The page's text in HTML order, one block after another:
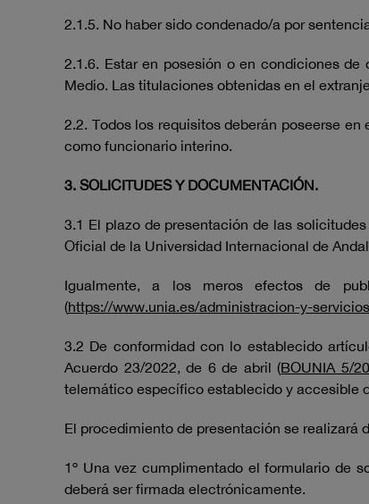
2.1.5. No haber sido condenado/a por
2.1.6. Estar en posesión o en condiciones
Medio. Las titulaciones obtenidas en el
2.2. Todos los requisitos deberán poseerse
como funcionario interino.
3. SOLICITUDES Y DOCUMENTACIÓN.
3.1 El plazo de presentación de las
Oficial de la Universidad Internacional de
Igualmente, a los meros efectos de
(https://www.unia.es/administracion-y-
3.2 De conformidad con lo establecido
Acuerdo 23/2022, de 6 de abril (BOUNIA 5/
telemático específico establecido y accesible
El procedimiento de presentación se realizará
1º Una vez cumplimentado el formulario de
deberá ser firmada electrónicamente.